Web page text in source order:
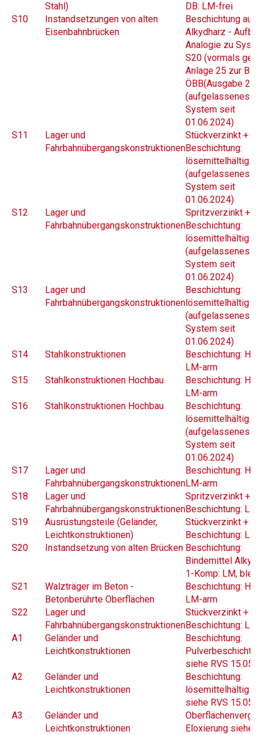
Stahl)
DB: LM-frei
S10
Instandsetzungen von alten
Eisenbahnbrücken
Beschichtung auf
Alkydharz -
Analogie zu
S20 (vormals
Anlage 25 zur B
ÖBB(Ausgabe
(aufgelassenes
System seit
01.06.2024)
S11
Lager und
Fahrbahnübergangskonstruktionen
Stückverzinkt +
Beschichtung:
lösemittel­hältig
(aufgelassenes
System seit
01.06.2024)
S12
Lager und
Fahrbahnübergangskonstruktionen
Spritzverzinkt +
Beschichtung:
lösemittel­hältig
(aufgelassenes
System seit
01.06.2024)
S13
Lager und
Fahrbahnübergangskonstruktionen
Beschichtung:
lösemittelhältig
(aufgelassenes
System seit
01.06.2024)
S14
Stahlkonstruktionen
Beschichtung: HS
LM-arm
S15
Stahlkonstruktionen Hochbau
Beschichtung: HS
LM-arm
S16
Stahlkonstruktionen Hochbau
Beschichtung:
lösemittelhältig
(aufgelassenes
System seit
01.06.2024)
S17
Lager und
Fahrbahnübergangskonstruktionen
Beschichtung: HS
LM-arm
S18
Lager und
Fahrbahnübergangskonstruktionen
Spritzverzinkt +
Beschichtung:
S19
Ausrüstungsteile (Geländer,
Leichtkonstruktionen)
Stückverzinkt +
Beschichtung:
S20
Instandsetzung von alten Brücken Beschichtung:
Bindemittel
1-Komp: LM,
S21
Walzträger im Beton -
Betonberührte Oberflächen
Beschichtung: HS
LM-arm
S22
Lager und
Fahrbahnübergangskonstruktionen
Stückverzinkt +
Beschichtung:
A1
Geländer und
Leichtkonstruktionen
Beschichtung:
siehe RVS
A2
Geländer und
Leichtkonstruktionen
Beschichtung:
lösemittelhältig
siehe RVS
A3
Geländer und
Leichtkonstruktionen
Eloxierung siehe